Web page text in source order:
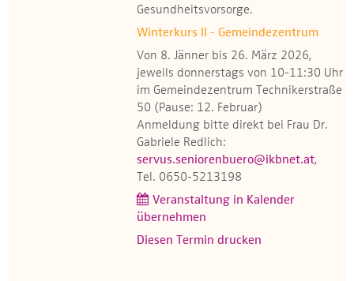
Gesundheitsvorsorge.
Winterkurs II - Gemeindezentrum
Von 8. Jänner bis 26. März 2026,
jeweils donnerstags von 10-11:30 Uhr
im Gemeindezentrum Technikerstraße
50 (Pause: 12. Februar)
Anmeldung bitte direkt bei Frau Dr.
Gabriele Redlich:
servus.seniorenbuero@ikbnet.at,
Tel. 0650-5213198
Veranstaltung in Kalender
übernehmen
Diesen Termin drucken